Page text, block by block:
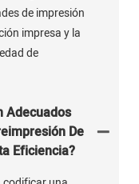
de impresión
impresa y la
de
Adecuados
De
Eficiencia?